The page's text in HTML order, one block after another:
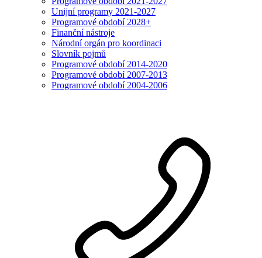
Unijní programy 2021-2027
Programové období 2028+
Finanční nástroje
Národní orgán pro koordinaci
Slovník pojmů
Programové období 2014-2020
Programové období 2007-2013
Programové období 2004-2006